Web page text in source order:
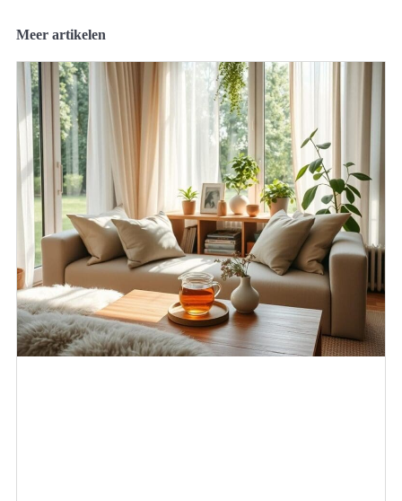
Meer artikelen